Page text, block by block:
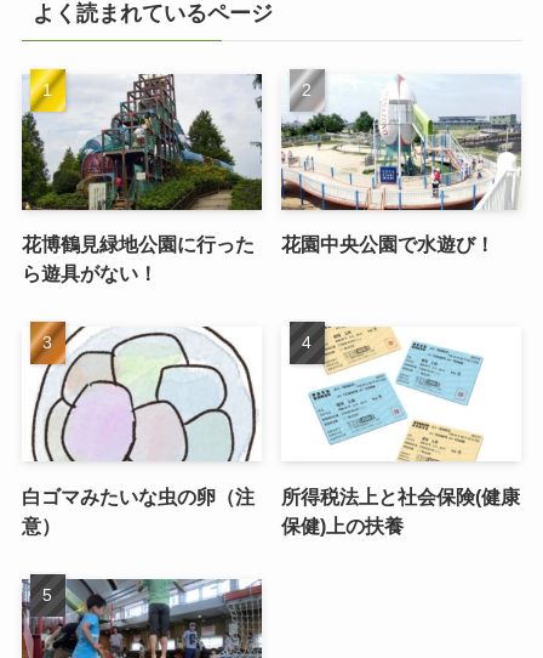
よく読まれているページ
花博鶴見緑地公園に行った
ら遊具がない！
花園中央公園で水遊び！
白ゴマみたいな虫の卵（注
意）
所得税法上と社会保険(健康
保健)上の扶養